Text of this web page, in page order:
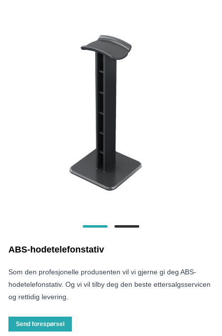
ABS-hodetelefonstativ
Som den profesjonelle produsenten vil vi gjerne gi deg ABS-
hodetelefonstativ. Og vi vil tilby deg den beste ettersalgsservicen
og rettidig levering.
Send forespørsel